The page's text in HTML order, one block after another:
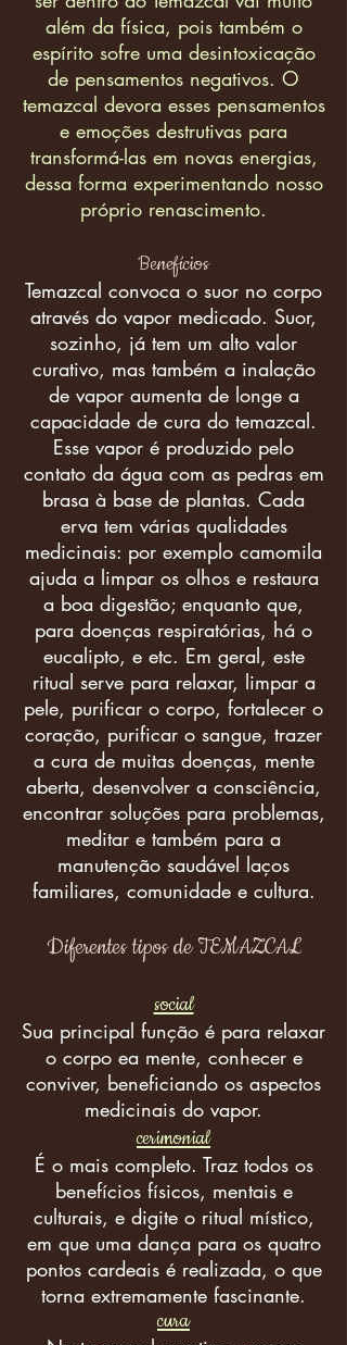
além da física, pois também o
espírito sofre uma desintoxicação
de pensamentos negativos. O
temazcal devora esses pensamentos
e emoções destrutivas para
transformá-las em novas energias,
dessa forma experimentando nosso
próprio renascimento.
Benefícios
Temazcal convoca o suor no corpo
através do vapor medicado. Suor,
sozinho, já tem um alto valor
curativo, mas também a inalação
de vapor aumenta de longe a
capacidade de cura do temazcal.
Esse vapor é produzido pelo
contato da água com as pedras em
brasa à base de plantas. Cada
erva tem várias qualidades
medicinais: por exemplo camomila
ajuda a limpar os olhos e restaura
a boa digestão; enquanto que,
para doenças respiratórias, há o
eucalipto, e etc. Em geral, este
ritual serve para relaxar, limpar a
pele, purificar o corpo, fortalecer o
coração, purificar o sangue, trazer
a cura de muitas doenças, mente
aberta, desenvolver a consciência,
encontrar soluções para problemas,
meditar e também para a
manutenção saudável laços
familiares, comunidade e cultura.
Diferentes tipos de TEMAZCAL
social
Sua principal função é para relaxar
o corpo ea mente, conhecer e
conviver, beneficiando os aspectos
medicinais do vapor.
cerimonial
É o mais completo. Traz todos os
benefícios físicos, mentais e
culturais, e digite o ritual místico,
em que uma dança para os quatro
pontos cardeais é realizada, o que
torna extremamente fascinante.
cura